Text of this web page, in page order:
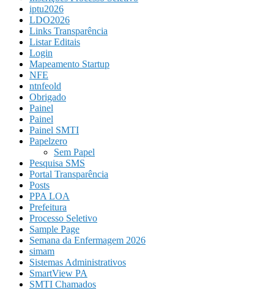
iptu2026
LDO2026
Links Transparência
Listar Editais
Login
Mapeamento Startup
NFE
ntnfeold
Obrigado
Painel
Painel
Painel SMTI
Papelzero
Sem Papel
Pesquisa SMS
Portal Transparência
Posts
PPA LOA
Prefeitura
Processo Seletivo
Sample Page
Semana da Enfermagem 2026
simam
Sistemas Administrativos
SmartView PA
SMTI Chamados